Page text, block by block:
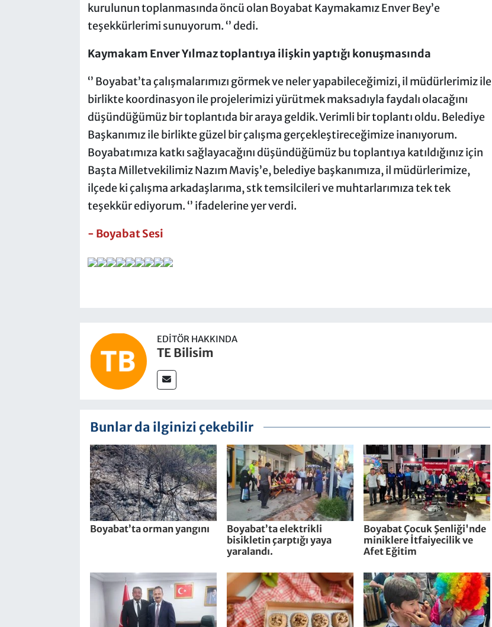
kurulunun toplanmasında öncü olan Boyabat Kaymakamız Enver Bey’e
teşekkürlerimi sunuyorum. ‘’ dedi.
Kaymakam Enver Yılmaz toplantıya ilişkin yaptığı konuşmasında
‘’ Boyabat’ta çalışmalarımızı görmek ve neler yapabileceğimizi, il müdürlerimiz ile
birlikte koordinasyon ile projelerimizi yürütmek maksadıyla faydalı olacağını
düşündüğümüz bir toplantıda bir araya geldik. Verimli bir toplantı oldu. Belediye
Başkanımız ile birlikte güzel bir çalışma gerçekleştireceğimize inanıyorum.
Boyabatımıza katkı sağlayacağını düşündüğümüz bu toplantıya katıldığınız için
Başta Milletvekilimiz Nazım Maviş’e, belediye başkanımıza, il müdürlerimize,
ilçede ki çalışma arkadaşlarıma, stk temsilcileri ve muhtarlarımıza tek tek
teşekkür ediyorum. ‘’ ifadelerine yer verdi.
- Boyabat Sesi
EDITÖR HAKKINDA
TE Bilisim
Bunlar da ilginizi çekebilir
Boyabat’ta orman yangını
Boyabat’ta elektrikli
bisikletin çarptığı yaya
yaralandı.
Boyabat Çocuk Şenliği'nde
miniklere İtfaiyecilik ve
Afet Eğitim